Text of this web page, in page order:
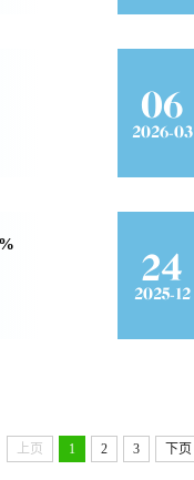
06
2026-03
24
2025-12
上页 1 2 3 下页